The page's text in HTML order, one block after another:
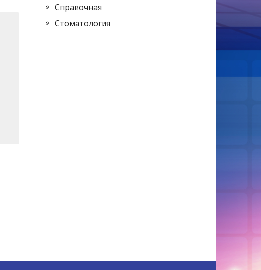
Справочная
Стоматология